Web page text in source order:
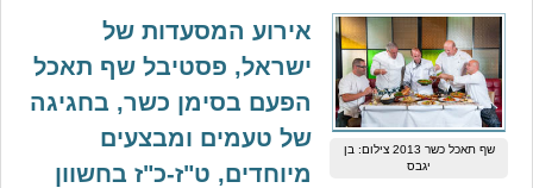
שף תאכל כשר 2013 צילום: בן
יגבס
אירוע המסעדות של
ישראל, פסטיבל שף תאכל
הפעם בסימן כשר, בחגיגה
של טעמים ומבצעים
מיוחדים, ט"ז-כ"ז בחשוון